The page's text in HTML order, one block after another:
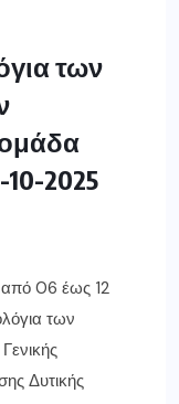
των
2025
από 06 έως 12
των
Δυτικής